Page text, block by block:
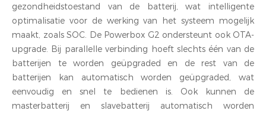
gezondheidstoestand van de batterij, wat intelligente
optimalisatie voor de werking van het systeem mogelijk
maakt, zoals SOC. De Powerbox G2 ondersteunt ook OTA-
upgrade. Bij parallelle verbinding hoeft slechts één van de
batterijen te worden geüpgraded en de rest van de
batterijen kan automatisch worden geüpgraded, wat
eenvoudig en snel te bedienen is. Ook kunnen de
masterbatterij en slavebatterij automatisch worden